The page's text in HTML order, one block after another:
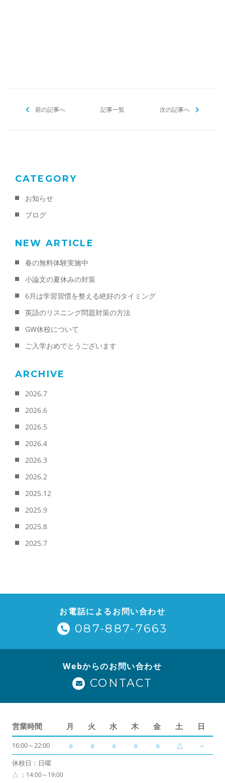
前の記事へ 記事一覧 次の記事へ
CATEGORY
お知らせ
ブログ
NEW ARTICLE
春の無料体験実施中
小論文の夏休みの対策
6月は学習習慣を整える絶好のタイミング
英語のリスニング問題対策の方法
GW休校について
ご入学おめでとうございます
ARCHIVE
2026.7
2026.6
2026.5
2026.4
2026.3
2026.2
2025.12
2025.9
2025.8
2025.7
お電話によるお問い合わせ
087-887-7663
Webからのお問い合わせ
CONTACT
営業時間 月 火 水 木 金 土 日
16:00～22:00 ○ ○ ○ ○ ○ △ －
休校日：日曜
△ ：14:00～19:00